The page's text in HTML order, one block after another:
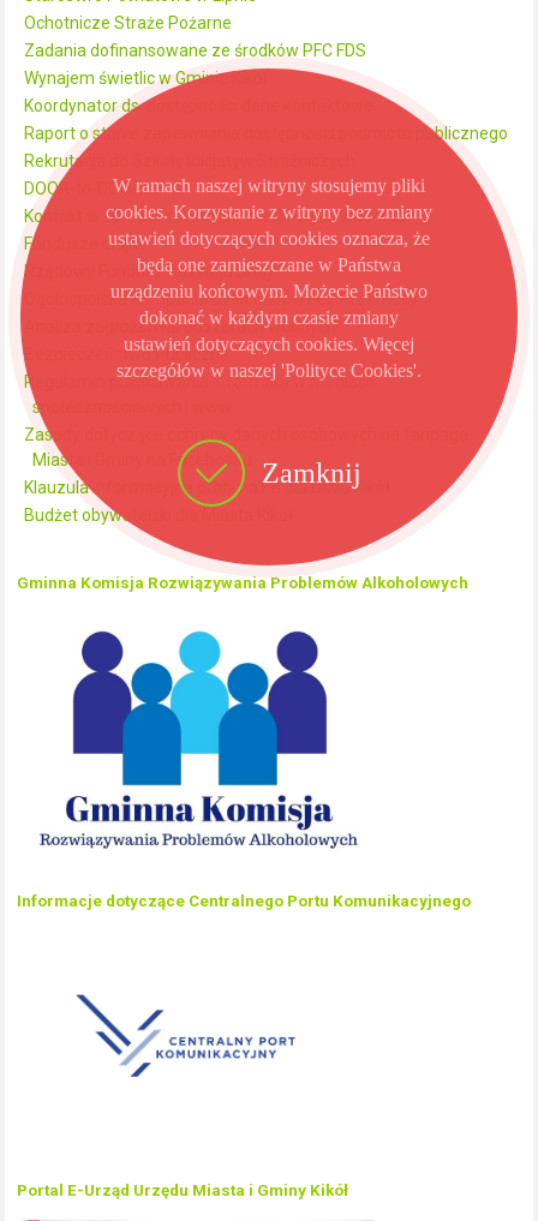
Ochotnicze Straże Pożarne
Zadania dofinansowane ze środków PFC FDS
Wynajem świetlic w Gminie Kikół
Koordynator ds. dostępności dane kontaktowe
Raport o stanie zapewniania dostępności podmiotu publicznego
Rekrutacja do Szkoły Inicjatyw Strażniczych
DOOR-to-DOOR
Kontakt w sprawie rozliczeń finansowych wod-kan
Fundusze unijne
Rządowy Fundusz Rozwoju Dróg
Ogólnopolska Kampania Dzieciństwo bez Przemocy
Analiza zagrożeń na obszarach wodnych
Bezpieczeństwo Publiczne
Regulamin publikowania informacji w mediach
społecznościowych i www
Zasady dotyczące ochrony danych osobowych na fanpage
Miasta i Gminy na Facebooku
Klauzula informacyjna profil na FB dla UMiG Kikół
Budżet obywatelski dla Miasta Kikół
Gminna Komisja Rozwiązywania Problemów Alkoholowych
Informacje dotyczące Centralnego Portu Komunikacyjnego
Portal E-Urząd Urzędu Miasta i Gminy Kikół
Zamknij
W ramach naszej witryny stosujemy pliki
cookies. Korzystanie z witryny bez zmiany
ustawień dotyczących cookies oznacza, że
będą one zamieszczane w Państwa
urządzeniu końcowym. Możecie Państwo
dokonać w każdym czasie zmiany
ustawień dotyczących cookies. Więcej
szczegółów w naszej 'Polityce Cookies'.